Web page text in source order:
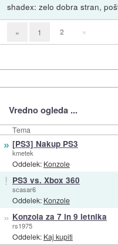
shadex: zelo dobra stran,
« 1 2 »
Vredno ogleda ...
Tema
» [PS3] Nakup PS3
kmetek
Oddelek: Konzole
! PS3 vs. Xbox 360
scasar6
Oddelek: Konzole
» Konzola za 7 in 9 letnika
rs1975
Oddelek: Kaj kupiti